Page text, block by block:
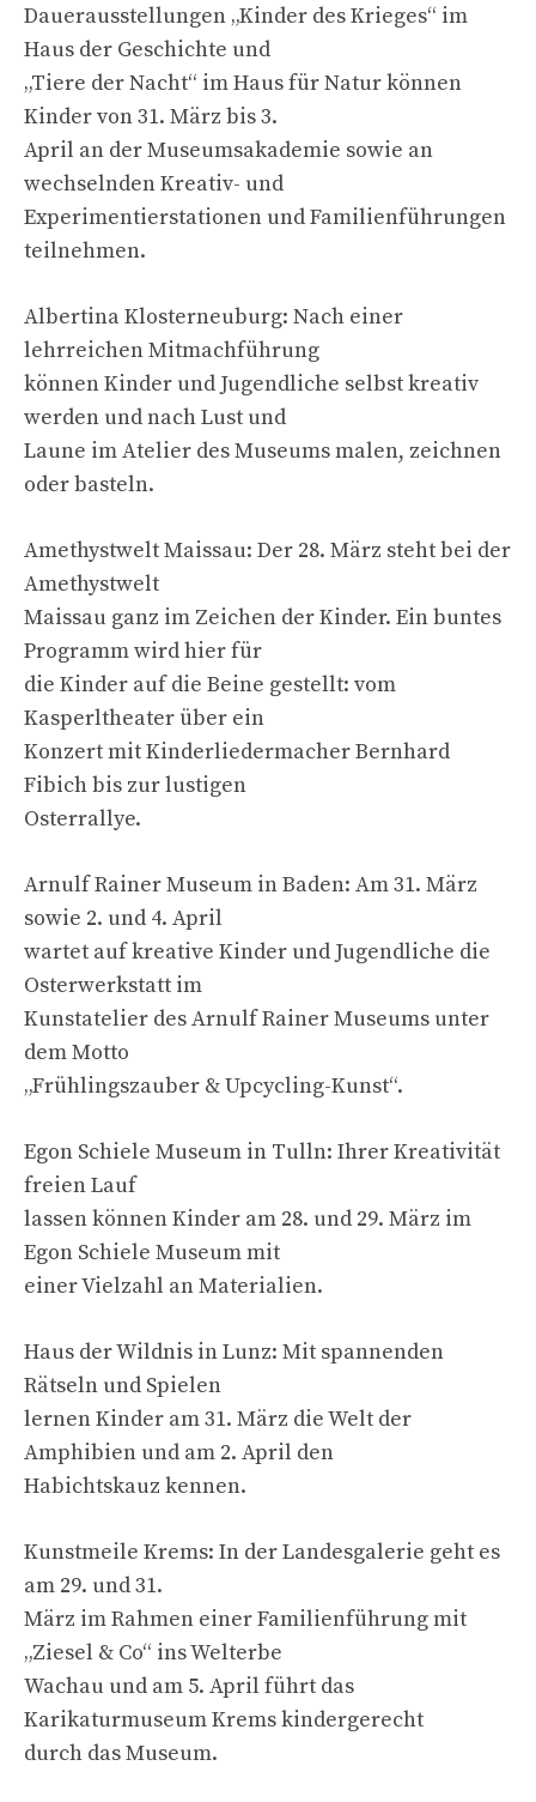
Dauerausstellungen „Kinder des Krieges“ im
Haus der Geschichte und
„Tiere der Nacht“ im Haus für Natur können
Kinder von 31. März bis 3.
April an der Museumsakademie sowie an
wechselnden Kreativ- und
Experimentierstationen und Familienführungen
teilnehmen.
Albertina Klosterneuburg: Nach einer
lehrreichen Mitmachführung
können Kinder und Jugendliche selbst kreativ
werden und nach Lust und
Laune im Atelier des Museums malen, zeichnen
oder basteln.
Amethystwelt Maissau: Der 28. März steht bei der
Amethystwelt
Maissau ganz im Zeichen der Kinder. Ein buntes
Programm wird hier für
die Kinder auf die Beine gestellt: vom
Kasperltheater über ein
Konzert mit Kinderliedermacher Bernhard
Fibich bis zur lustigen
Osterrallye.
Arnulf Rainer Museum in Baden: Am 31. März
sowie 2. und 4. April
wartet auf kreative Kinder und Jugendliche die
Osterwerkstatt im
Kunstatelier des Arnulf Rainer Museums unter
dem Motto
„Frühlingszauber & Upcycling-Kunst“.
Egon Schiele Museum in Tulln: Ihrer Kreativität
freien Lauf
lassen können Kinder am 28. und 29. März im
Egon Schiele Museum mit
einer Vielzahl an Materialien.
Haus der Wildnis in Lunz: Mit spannenden
Rätseln und Spielen
lernen Kinder am 31. März die Welt der
Amphibien und am 2. April den
Habichtskauz kennen.
Kunstmeile Krems: In der Landesgalerie geht es
am 29. und 31.
März im Rahmen einer Familienführung mit
„Ziesel & Co“ ins Welterbe
Wachau und am 5. April führt das
Karikaturmuseum Krems kindergerecht
durch das Museum.